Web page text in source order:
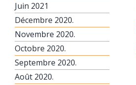
Juin 2021
Décembre 2020.
Novembre 2020.
Octobre 2020.
Septembre 2020.
Août 2020.